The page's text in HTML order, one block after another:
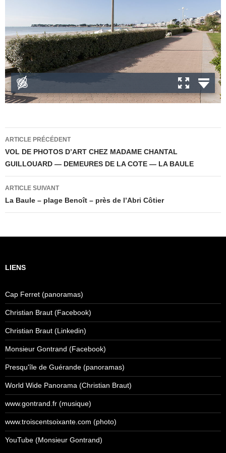
Navigation
des
articles
ARTICLE PRÉCÉDENT
VOL DE PHOTOS D’ART CHEZ MADAME CHANTAL
GUILLOUARD — DEMEURES DE LA COTE — LA BAULE
ARTICLE SUIVANT
La Baule – plage Benoît – près de l’Abri Côtier
LIENS
Cap Ferret (panoramas)
Christian Braut (Facebook)
Christian Braut (Linkedin)
Monsieur Gontrand (Facebook)
Presqu'île de Guérande (panoramas)
World Wide Panorama (Christian Braut)
www.gontrand.fr (musique)
www.troiscentsoixante.com (photo)
YouTube (Monsieur Gontrand)